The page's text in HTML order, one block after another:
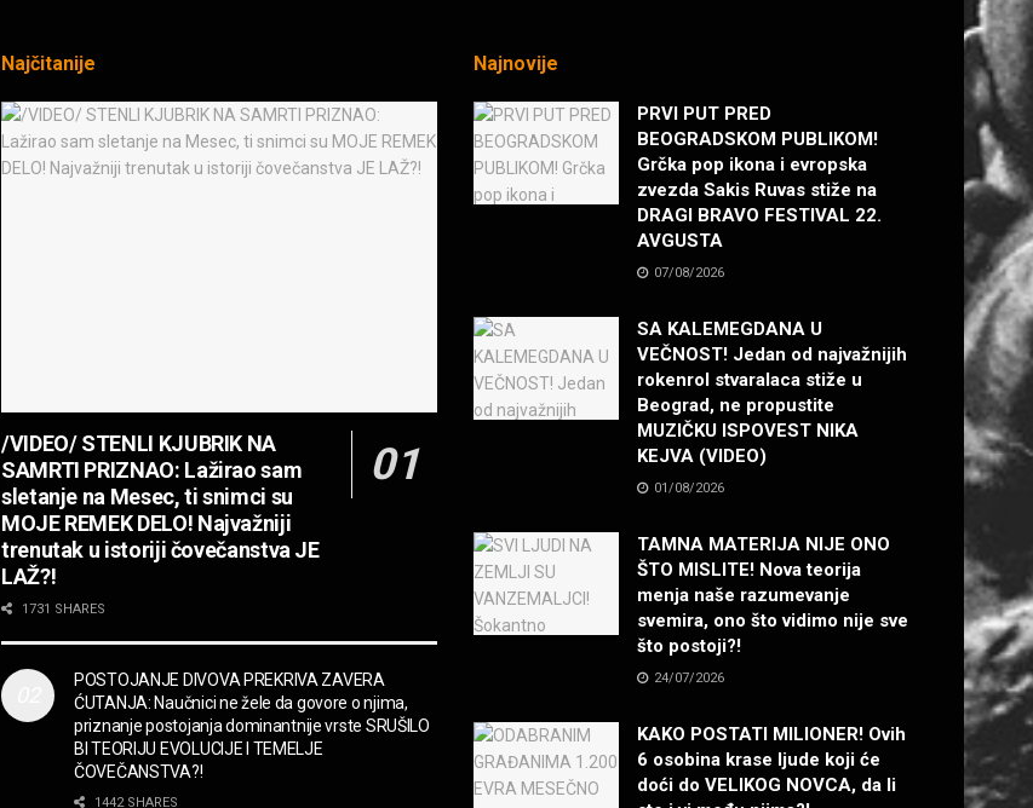
Najčitanije
/VIDEO/ STENLI KJUBRIK NA
SAMRTI PRIZNAO: Lažirao sam
sletanje na Mesec, ti snimci su
MOJE REMEK DELO! Najvažniji
trenutak u istoriji čovečanstva JE
LAŽ?!
1731 SHARES
POSTOJANJE DIVOVA PREKRIVA ZAVERA
ĆUTANJA: Naučnici ne žele da govore o njima,
priznanje postojanja dominantnije vrste SRUŠILO
BI TEORIJU EVOLUCIJE I TEMELJE
ČOVEČANSTVA?!
1442 SHARES
Najnovije
PRVI PUT PRED
BEOGRADSKOM PUBLIKOM!
Grčka pop ikona i evropska
zvezda Sakis Ruvas stiže na
DRAGI BRAVO FESTIVAL 22.
AVGUSTA
07/08/2026
SA KALEMEGDANA U
VEČNOST! Jedan od najvažnijih
rokenrol stvaralaca stiže u
Beograd, ne propustite
MUZIČKU ISPOVEST NIKA
KEJVA (VIDEO)
01/08/2026
TAMNA MATERIJA NIJE ONO
ŠTO MISLITE! Nova teorija
menja naše razumevanje
svemira, ono što vidimo nije sve
što postoji?!
24/07/2026
KAKO POSTATI MILIONER! Ovih
6 osobina krase ljude koji će
doći do VELIKOG NOVCA, da li